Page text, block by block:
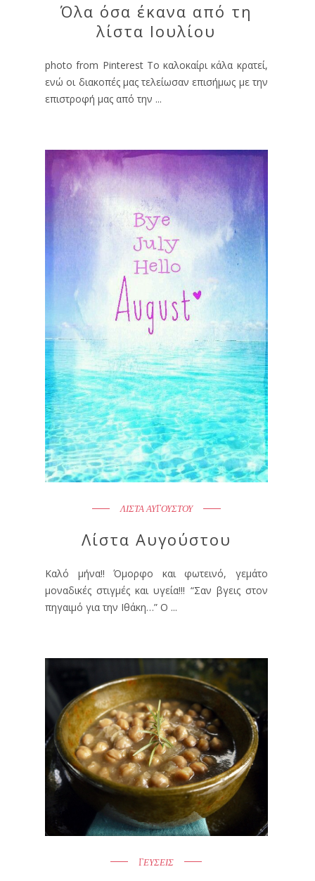
Όλα όσα έκανα από τη
λίστα Ιουλίου
photo from Pinterest Το καλοκαίρι κάλα κρατεί,
ενώ οι διακοπές μας τελείωσαν επισήμως με την
επιστροφή μας από την ...
ΛΙΣΤΑ ΑΥΓΟΥΣΤΟΥ
Λίστα Αυγούστου
Καλό μήνα!! Όμορφο και φωτεινό, γεμάτο
μοναδικές στιγμές και υγεία!!! “Σαν βγεις στον
πηγαιμό για την Ιθάκη…” Ο ...
ΓΕΥΣΕΙΣ